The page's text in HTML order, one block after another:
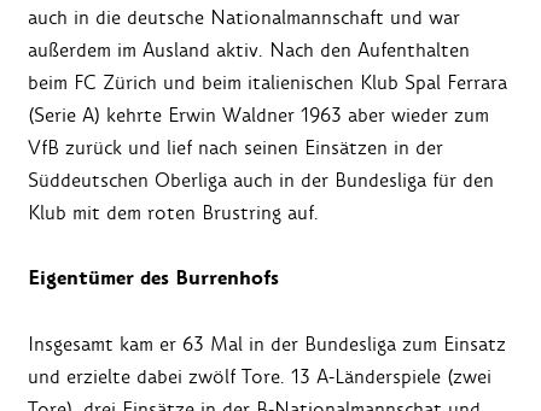
auch in die deutsche Nationalmannschaft und war
außerdem im Ausland aktiv. Nach den Aufenthalten
beim FC Zürich und beim italienischen Klub Spal Ferrara
(Serie A) kehrte Erwin Waldner 1963 aber wieder zum
VfB zurück und lief nach seinen Einsätzen in der
Süddeutschen Oberliga auch in der Bundesliga für den
Klub mit dem roten Brustring auf.
Eigentümer des Burrenhofs
Insgesamt kam er 63 Mal in der Bundesliga zum Einsatz
und erzielte dabei zwölf Tore. 13 A-Länderspiele (zwei